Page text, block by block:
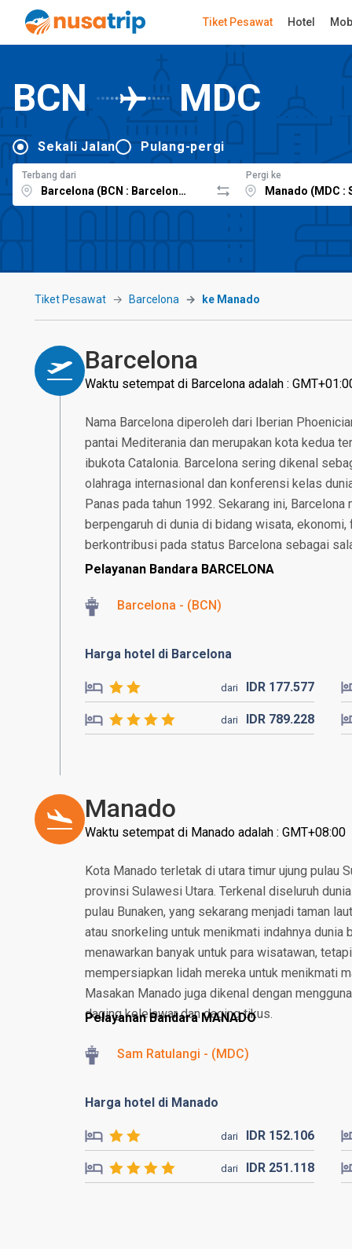
Tiket Pesawat Hotel
BCN MDC
Sekali Jalan Pulang-pergi
Terbang dari Pergi ke
Tiket Pesawat Barcelona ke Manado
Barcelona
Waktu setempat di Barcelona adalah :
Nama Barcelona diperoleh dari Iberian
pantai Mediterania dan merupakan kota kedua
ibukota Catalonia. Barcelona sering dikenal
olahraga internasional dan konferensi kelas
Panas pada tahun 1992. Sekarang ini,
berpengaruh di dunia di bidang wisata, ekonomi,
berkontribusi pada status Barcelona sebagai
Pelayanan Bandara BARCELONA
Barcelona - (BCN)
Harga hotel di Barcelona
dari IDR 177.577
dari IDR 789.228
Manado
Waktu setempat di Manado adalah : GMT+08:00
Kota Manado terletak di utara timur ujung pulau
provinsi Sulawesi Utara. Terkenal diseluruh
pulau Bunaken, yang sekarang menjadi taman
atau snorkeling untuk menikmati indahnya dunia
menawarkan banyak untuk para wisatawan,
mempersiapkan lidah mereka untuk menikmati
Masakan Manado juga dikenal dengan
daging kelelawar dan daging tikus.
Pelayanan Bandara MANADO
Sam Ratulangi - (MDC)
Harga hotel di Manado
dari IDR 152.106
dari IDR 251.118